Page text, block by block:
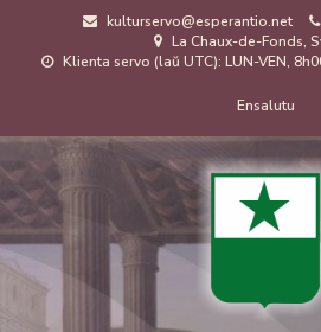
kulturservo@esperantio.net
La Chaux-de-Fonds,
Klienta servo (laŭ UTC): LUN-VEN,
de
uzanto
Ensalutu